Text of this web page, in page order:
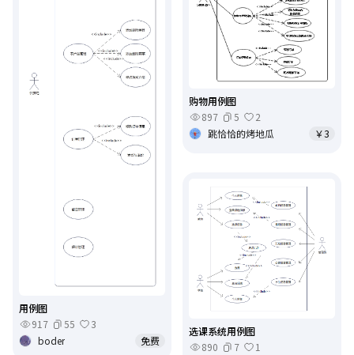
用例图
917
55
3
boder
免费
购物用例图
897
5
2
跳恰恰的烤地瓜
￥3
选课系统用例图
890
7
1